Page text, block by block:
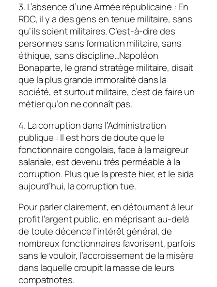
3. L’absence d’une Armée républicaine : En
RDC, il y a des gens en tenue militaire, sans
qu’ils soient militaires. C’est-à-dire des
personnes sans formation militaire, sans
éthique, sans discipline…Napoléon
Bonaparte, le grand stratège militaire, disait
que la plus grande immoralité dans la
société, et surtout militaire, c’est de faire un
métier qu’on ne connaît pas.
4. La corruption dans l’Administration
publique : Il est hors de doute que le
fonctionnaire congolais, face à la maigreur
salariale, est devenu très perméable à la
corruption. Plus que la preste hier, et le sida
aujourd’hui, la corruption tue.
Pour parler clairement, en détournant à leur
profit l’argent public, en méprisant au-delà
de toute décence l’intérêt général, de
nombreux fonctionnaires favorisent, parfois
sans le vouloir, l’accroissement de la misère
dans laquelle croupit la masse de leurs
compatriotes.